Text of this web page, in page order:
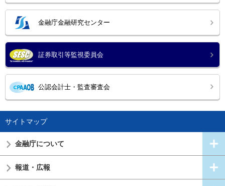
金融庁金融研究センター
証券取引等監視委員会
公認会計士・監査審査会
サイトマップ
金融庁について
報道・広報